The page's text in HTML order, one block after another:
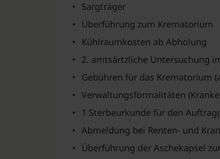
•
Sargträger
•
Überführung zum Krematorium
•
Kühlraumkosten ab Abholung
•
2. amtsärtzliche Untersuchung
•
Gebühren für das Krematorium
• Verwaltungsformalitäten
•
1 Sterbeurkunde für den
• Abmeldung bei Renten- und
•
Überführung der Aschekapsel